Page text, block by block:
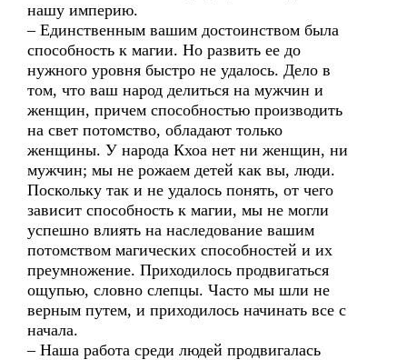
нашу империю.
– Единственным вашим достоинством была
способность к магии. Но развить ее до
нужного уровня быстро не удалось. Дело в
том, что ваш народ делиться на мужчин и
женщин, причем способностью производить
на свет потомство, обладают только
женщины. У народа Кхоа нет ни женщин, ни
мужчин; мы не рожаем детей как вы, люди.
Поскольку так и не удалось понять, от чего
зависит способность к магии, мы не могли
успешно влиять на наследование вашим
потомством магических способностей и их
преумножение. Приходилось продвигаться
ощупью, словно слепцы. Часто мы шли не
верным путем, и приходилось начинать все с
начала.
– Наша работа среди людей продвигалась